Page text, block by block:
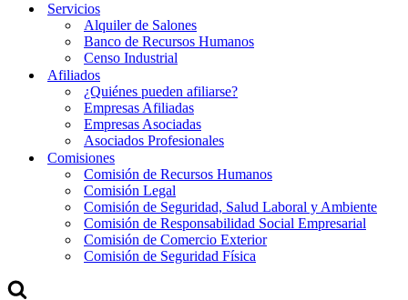
Servicios
Alquiler de Salones
Banco de Recursos Humanos
Censo Industrial
Afiliados
¿Quiénes pueden afiliarse?
Empresas Afiliadas
Empresas Asociadas
Asociados Profesionales
Comisiones
Comisión de Recursos Humanos
Comisión Legal
Comisión de Seguridad, Salud Laboral y Ambiente
Comisión de Responsabilidad Social Empresarial
Comisión de Comercio Exterior
Comisión de Seguridad Física